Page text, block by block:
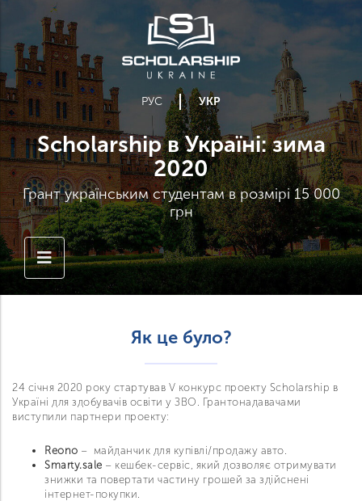
РУС УКР
Scholarship в Україні: зима
2020
Грант українським студентам в розмірі 15 000
грн
Як це було?
24 січня 2020 року стартував V конкурс проекту Scholarship в
Україні для здобувачів освіти у ЗВО. Грантонадавачами
виступили партнери проекту:
Reono – майданчик для купівлі/продажу авто.
Smarty.sale – кешбек-сервіс, який дозволяє отримувати
знижки та повертати частину грошей за здійснені
інтернет-покупки.